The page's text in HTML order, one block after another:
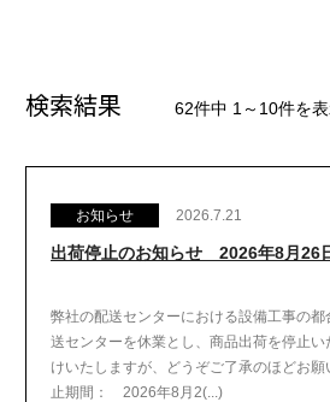
検索結果 62件中 1～10件を
お知らせ 2026.7.21
出荷停止のお知らせ 2026年8月26
弊社の配送センターにおける設備工事の
送センターを休業とし、商品出荷を停止
けいたしますが、どうぞご了承のほどお
止期間： 2026年8月2(...)